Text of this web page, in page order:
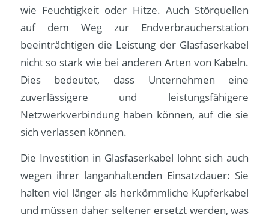
wie Feuchtigkeit oder Hitze. Auch Störquellen
auf dem Weg zur Endverbraucherstation
beeinträchtigen die Leistung der Glasfaserkabel
nicht so stark wie bei anderen Arten von Kabeln.
Dies bedeutet, dass Unternehmen eine
zuverlässigere und leistungsfähigere
Netzwerkverbindung haben können, auf die sie
sich verlassen können.
Die Investition in Glasfaserkabel lohnt sich auch
wegen ihrer langanhaltenden Einsatzdauer: Sie
halten viel länger als herkömmliche Kupferkabel
und müssen daher seltener ersetzt werden, was